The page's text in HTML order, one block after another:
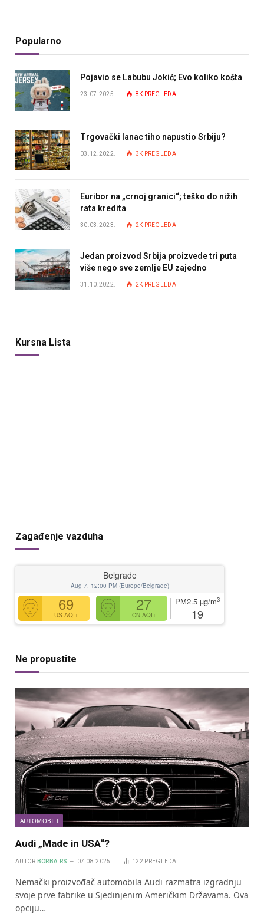
Popularno
Pojavio se Labubu Jokić; Evo koliko košta
23.07.2025. 8K PREGLEDA
Trgovački lanac tiho napustio Srbiju?
03.12.2022. 3K PREGLEDA
Euribor na „crnoj granici“; teško do nižih
rata kredita
30.03.2023. 2K PREGLEDA
Jedan proizvod Srbija proizvede tri puta
više nego sve zemlje EU zajedno
31.10.2022. 2K PREGLEDA
Kursna Lista
Zagađenje vazduha
Belgrade
Aug 7, 12:00 PM (Europe/Belgrade)
69
US AQI+
27
CN AQI+
PM2.5 µg/m3
19
Ne propustite
AUTOMOBILI
Audi „Made in USA“?
AUTOR BORBA.RS 07.08.2025. 122 PREGLEDA
Nemački proizvođač automobila Audi razmatra izgradnju
svoje prve fabrike u Sjedinjenim Američkim Državama. Ova
opciju…